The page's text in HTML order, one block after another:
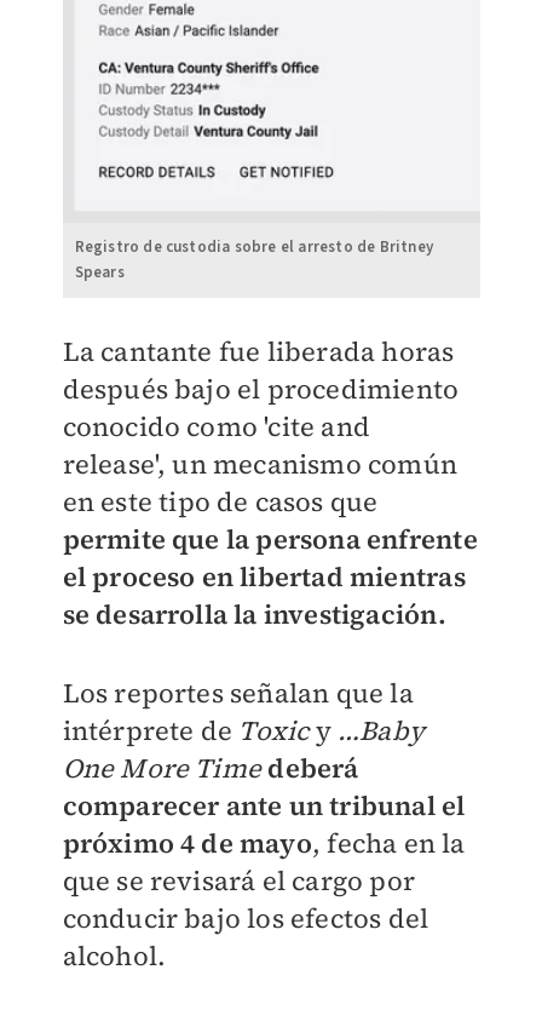
Registro de custodia sobre el arresto de Britney
Spears
La cantante fue liberada horas
después bajo el procedimiento
conocido como 'cite and
release', un mecanismo común
en este tipo de casos que
permite que la persona enfrente
el proceso en libertad mientras
se desarrolla la investigación.
Los reportes señalan que la
intérprete de Toxicy…Baby
One More Timedeberá
comparecer ante un tribunal el
próximo 4 de mayo, fecha en la
que se revisará el cargo por
conducir bajo los efectos del
alcohol.